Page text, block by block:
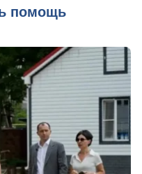
помощь